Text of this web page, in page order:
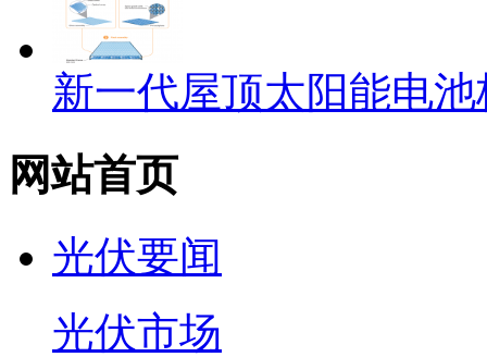
新一代屋顶太阳能电
网站首页
光伏要闻
光伏市场